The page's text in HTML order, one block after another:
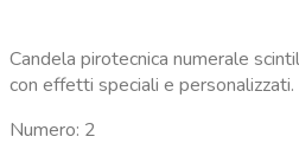
Candela pirotecnica numerale
con effetti speciali e personalizzati.
Numero: 2